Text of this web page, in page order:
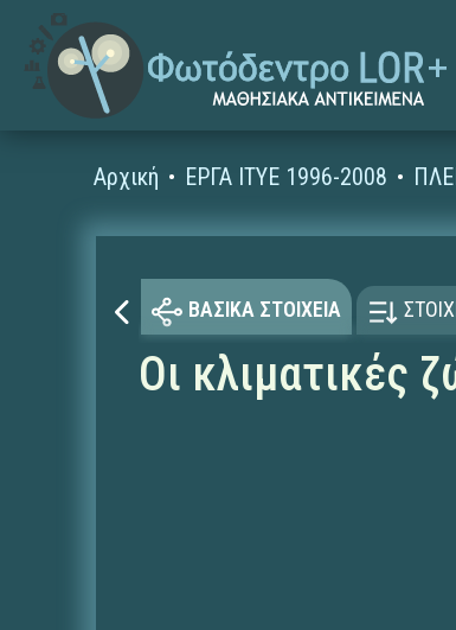
Αρχική ΕΡΓΑ ΙΤΥΕ 1996-2008
ΒΑΣΙΚΑ ΣΤΟΙΧΕΙΑ
Οι κλιματικές